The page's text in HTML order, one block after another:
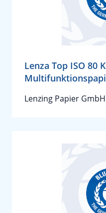
Lenza Top ISO 80
Lenzing Papier GmbH